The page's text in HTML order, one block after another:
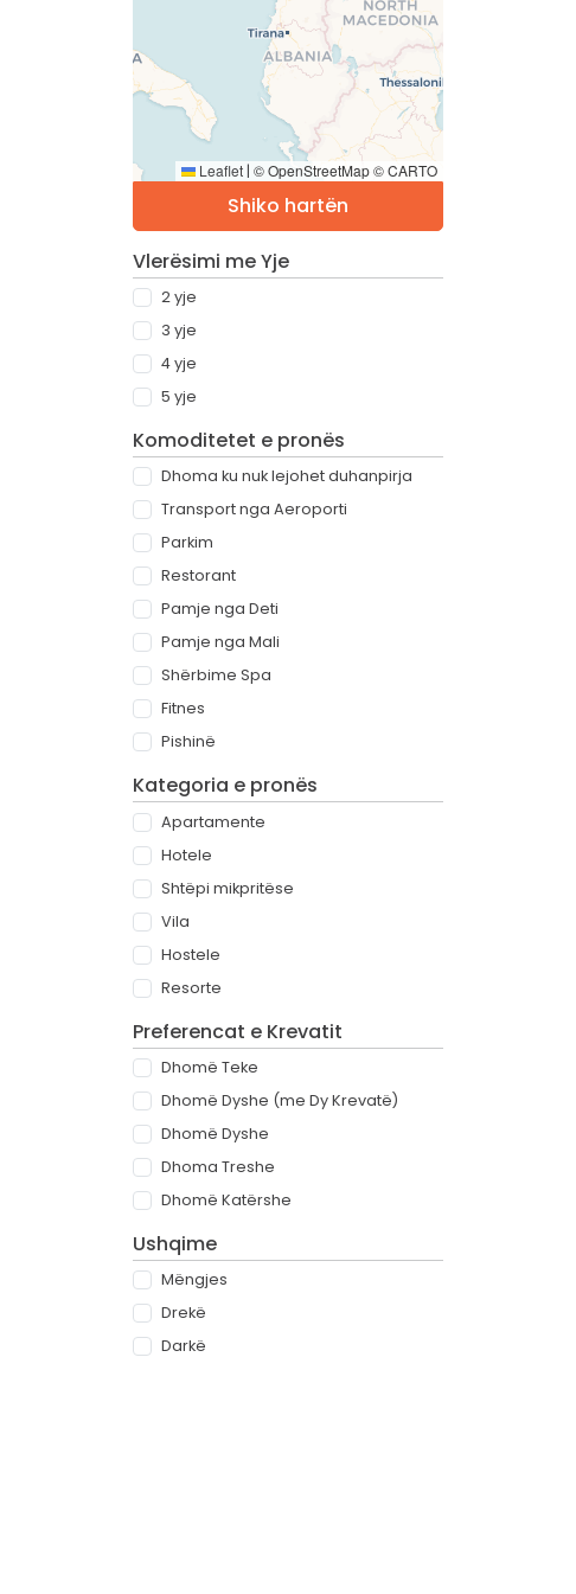
Leaflet | © OpenStreetMap © CARTO
Shiko hartën
Vlerësimi me Yje
2 yje
3 yje
4 yje
5 yje
Komoditetet e pronës
Dhoma ku nuk lejohet duhanpirja
Transport nga Aeroporti
Parkim
Restorant
Pamje nga Deti
Pamje nga Mali
Shërbime Spa
Fitnes
Pishinë
Kategoria e pronës
Apartamente
Hotele
Shtëpi mikpritëse
Vila
Hostele
Resorte
Preferencat e Krevatit
Dhomë Teke
Dhomë Dyshe (me Dy Krevatë)
Dhomë Dyshe
Dhoma Treshe
Dhomë Katërshe
Ushqime
Mëngjes
Drekë
Darkë